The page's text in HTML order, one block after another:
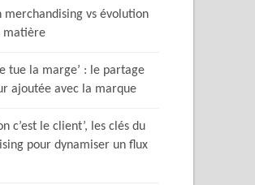
merchandising vs évolution
matière
tue la marge’ : le partage
ajoutée avec la marque
c’est le client’, les clés du
pour dynamiser un flux